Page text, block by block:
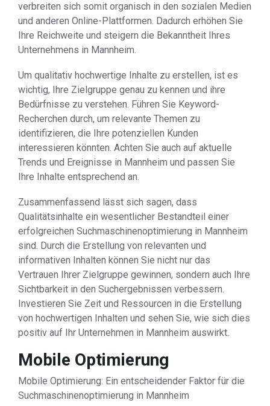
verbreiten sich somit organisch in den sozialen Medien
und anderen Online-Plattformen. Dadurch erhöhen Sie
Ihre Reichweite und steigern die Bekanntheit Ihres
Unternehmens in Mannheim.
Um qualitativ hochwertige Inhalte zu erstellen, ist es
wichtig, Ihre Zielgruppe genau zu kennen und ihre
Bedürfnisse zu verstehen. Führen Sie Keyword-
Recherchen durch, um relevante Themen zu
identifizieren, die Ihre potenziellen Kunden
interessieren könnten. Achten Sie auch auf aktuelle
Trends und Ereignisse in Mannheim und passen Sie
Ihre Inhalte entsprechend an.
Zusammenfassend lässt sich sagen, dass
Qualitätsinhalte ein wesentlicher Bestandteil einer
erfolgreichen Suchmaschinenoptimierung in Mannheim
sind. Durch die Erstellung von relevanten und
informativen Inhalten können Sie nicht nur das
Vertrauen Ihrer Zielgruppe gewinnen, sondern auch Ihre
Sichtbarkeit in den Suchergebnissen verbessern.
Investieren Sie Zeit und Ressourcen in die Erstellung
von hochwertigen Inhalten und sehen Sie, wie sich dies
positiv auf Ihr Unternehmen in Mannheim auswirkt.
Mobile Optimierung
Mobile Optimierung: Ein entscheidender Faktor für die
Suchmaschinenoptimierung in Mannheim